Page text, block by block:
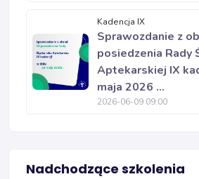
Kadencja IX
Sprawozdanie z
posiedzenia Rady
Aptekarskiej IX
maja 2026 ...
2026-06-09 09:00
Nadchodzące szkolenia